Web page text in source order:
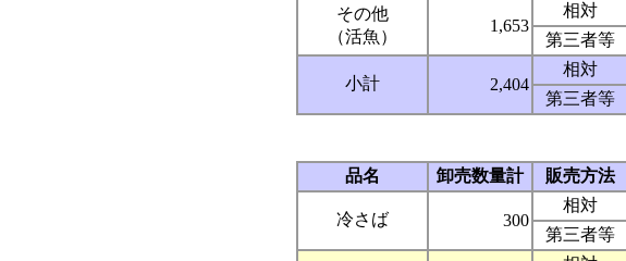
その他
（活魚）
1,653
相対
第三者等
小計 2,404
相対
第三者等
品名 卸売数量計 販売方法
冷さば 300
相対
第三者等